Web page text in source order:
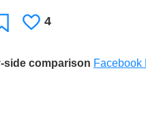
Favoritos
Le
4
side comparison Facebook